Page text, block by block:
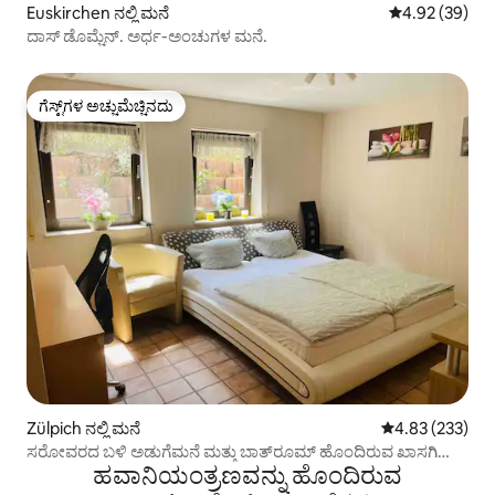
Euskirchen ನಲ್ಲಿ ಮನೆ 5 ರಲ್ಲಿ 4.92
4.92 (39)
ದಾಸ್ ಡೊಮ್ಚೆನ್. ಅರ್ಧ-ಅಂಚುಗಳ ಮನೆ.
ಗೆಸ್ಟ್‌ಗಳ ಅಚ್ಚುಮೆಚ್ಚಿನದು
ಗೆಸ್ಟ್‌ಗಳ ಅಚ್ಚುಮೆಚ್ಚಿನದು
Zülpich ನಲ್ಲಿ ಮನೆ 5 ರಲ್ಲಿ 4.83
4.83 (233)
ಸರೋವರದ ಬಳಿ ಅಡುಗೆಮನೆ ಮತ್ತು ಬಾತ್‌ರೂಮ್ ಹೊಂದಿರುವ ಖಾಸಗಿ
ಹವಾನಿಯಂತ್ರಣವನ್ನು ಹೊಂದಿರುವ